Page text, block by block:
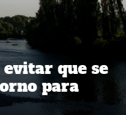
que se
para